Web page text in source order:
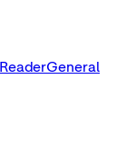
ReaderGeneral